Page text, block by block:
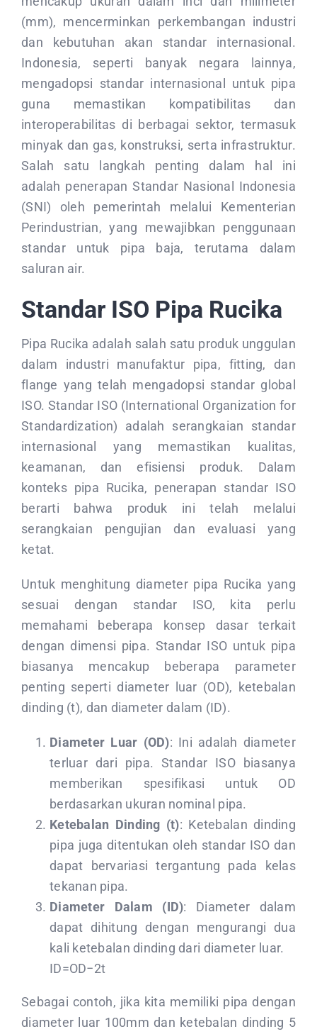
(mm), mencerminkan perkembangan industri
dan kebutuhan akan standar internasional.
Indonesia, seperti banyak negara lainnya,
mengadopsi standar internasional untuk pipa
guna memastikan kompatibilitas dan
interoperabilitas di berbagai sektor, termasuk
minyak dan gas, konstruksi, serta infrastruktur.
Salah satu langkah penting dalam hal ini
adalah penerapan Standar Nasional Indonesia
(SNI) oleh pemerintah melalui Kementerian
Perindustrian, yang mewajibkan penggunaan
standar untuk pipa baja, terutama dalam
saluran air.
Standar ISO Pipa Rucika
Pipa Rucika adalah salah satu produk unggulan
dalam industri manufaktur pipa, fitting, dan
flange yang telah mengadopsi standar global
ISO. Standar ISO (International Organization for
Standardization) adalah serangkaian standar
internasional yang memastikan kualitas,
keamanan, dan efisiensi produk. Dalam
konteks pipa Rucika, penerapan standar ISO
berarti bahwa produk ini telah melalui
serangkaian pengujian dan evaluasi yang
ketat.
Untuk menghitung diameter pipa Rucika yang
sesuai dengan standar ISO, kita perlu
memahami beberapa konsep dasar terkait
dengan dimensi pipa. Standar ISO untuk pipa
biasanya mencakup beberapa parameter
penting seperti diameter luar (OD), ketebalan
dinding (t), dan diameter dalam (ID).
Diameter Luar (OD): Ini adalah diameter
terluar dari pipa. Standar ISO biasanya
memberikan spesifikasi untuk OD
berdasarkan ukuran nominal pipa.
Ketebalan Dinding (t): Ketebalan dinding
pipa juga ditentukan oleh standar ISO dan
dapat bervariasi tergantung pada kelas
tekanan pipa.
Diameter Dalam (ID): Diameter dalam
dapat dihitung dengan mengurangi dua
kali ketebalan dinding dari diameter luar.
ID=OD−2t
Sebagai contoh, jika kita memiliki pipa dengan
diameter luar 100mm dan ketebalan dinding 5